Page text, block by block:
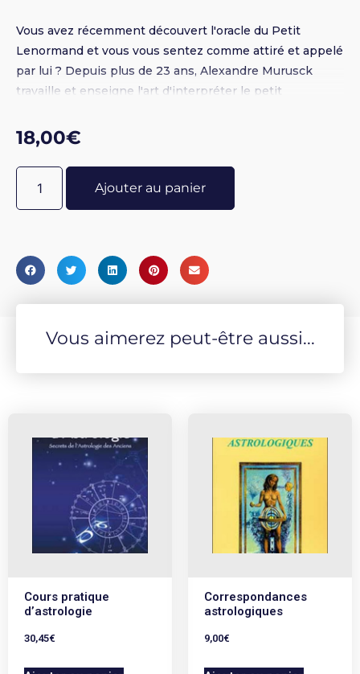
Vous avez récemment découvert l'oracle du Petit
Lenormand et vous vous sentez comme attiré et appelé
par lui ? Depuis plus de 23 ans, Alexandre Murusck
travaille et enseigne l'art d'interpréter le petit
très puissant. Dans cet ouvrage, il partage ses
connaissances et met l'accent sur une partie
importante, mais trop souvent passée sous silence, du
système du petit Lenormand : Les associations de
cartes. Ce livre sera votre guide indispensable pour
transmettre.
18,00€
Ajouter au panier
Vous aimerez peut-être aussi...
Cours pratique
d’astrologie
30,45€
Correspondances
astrologiques
9,00€